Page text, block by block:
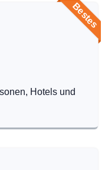
Bestes
Hotels und